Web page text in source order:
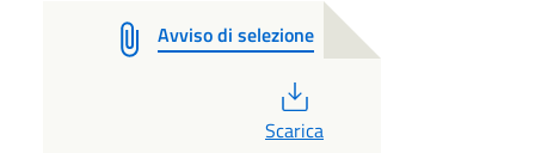
Avviso di selezione
Scarica